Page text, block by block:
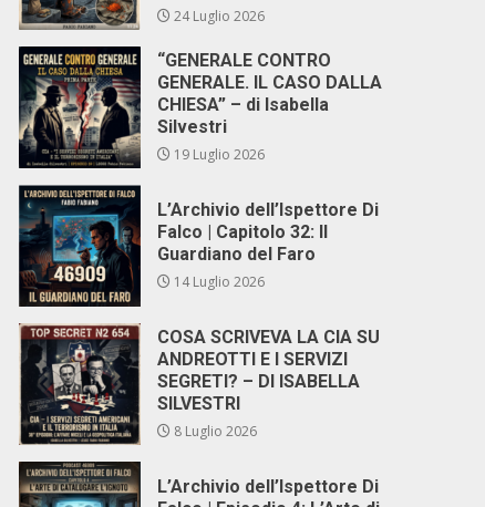
24 Luglio 2026
“GENERALE CONTRO
GENERALE. IL CASO DALLA
CHIESA” – di Isabella
Silvestri
19 Luglio 2026
L’Archivio dell’Ispettore Di
Falco | Capitolo 32: Il
Guardiano del Faro
14 Luglio 2026
COSA SCRIVEVA LA CIA SU
ANDREOTTI E I SERVIZI
SEGRETI? – DI ISABELLA
SILVESTRI
8 Luglio 2026
L’Archivio dell’Ispettore Di